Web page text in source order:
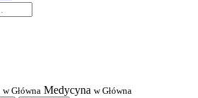
w Główna Medycyna w Główna